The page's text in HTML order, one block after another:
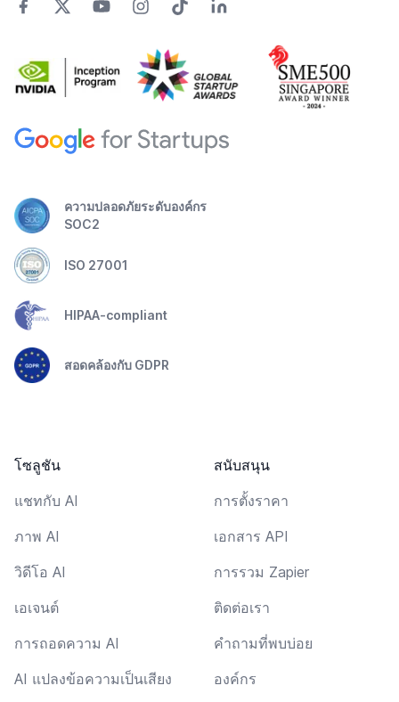
ความปลอดภัยระดับองค์กร
SOC2
ISO 27001
HIPAA-compliant
สอดคล้องกับ GDPR
โซลูชัน
แชทกับ AI
ภาพ AI
วิดีโอ AI
เอเจนต์
การถอดความ AI
AI แปลงข้อความเป็นเสียง
สนับสนุน
การตั้งราคา
เอกสาร API
การรวม Zapier
ติดต่อเรา
คำถามที่พบบ่อย
องค์กร